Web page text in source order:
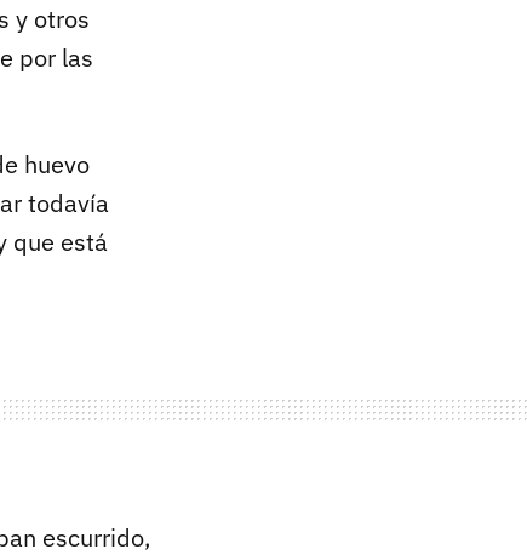
y otros
por las
huevo
todavía
que está
escurrido,